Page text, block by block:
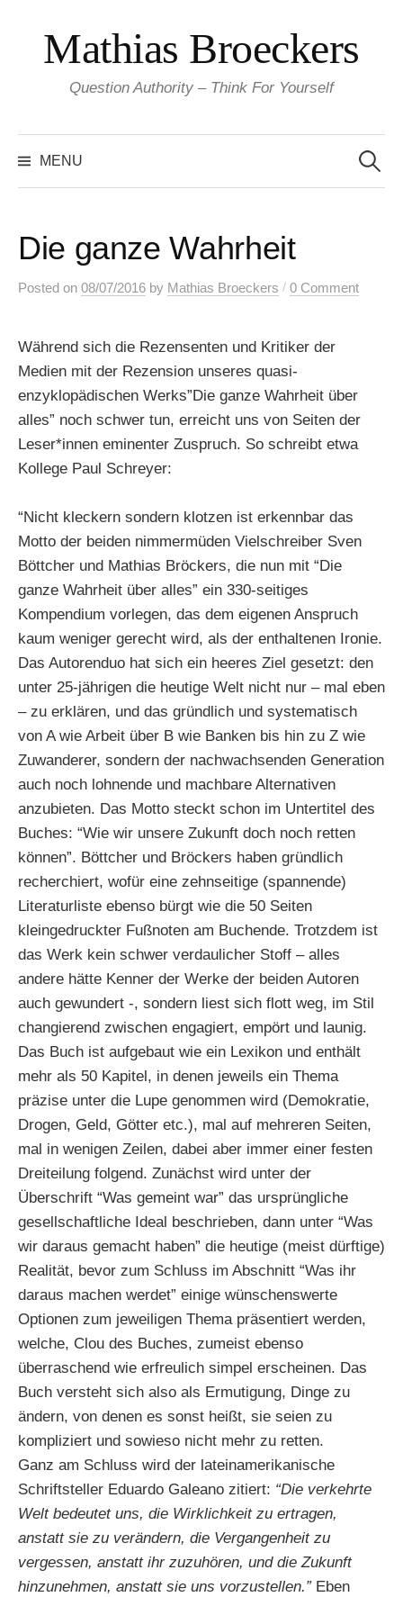
content
Mathias Broeckers
Question Authority – Think For Yourself
MENU
for:
Die ganze Wahrheit
Posted on 08/07/2016 by Mathias Broeckers / 0 Comment
Während sich die Rezensenten und Kritiker der
Medien mit der Rezension unseres quasi-
enzyklopädischen Werks”Die ganze Wahrheit über
alles” noch schwer tun, erreicht uns von Seiten der
Leser*innen eminenter Zuspruch. So schreibt etwa
Kollege Paul Schreyer:
“Nicht kleckern sondern klotzen ist erkennbar das
Motto der beiden nimmermüden Vielschreiber Sven
Böttcher und Mathias Bröckers, die nun mit “Die
ganze Wahrheit über alles” ein 330-seitiges
Kompendium vorlegen, das dem eigenen Anspruch
kaum weniger gerecht wird, als der enthaltenen Ironie.
Das Autorenduo hat sich ein heeres Ziel gesetzt: den
unter 25-jährigen die heutige Welt nicht nur – mal eben
– zu erklären, und das gründlich und systematisch
von A wie Arbeit über B wie Banken bis hin zu Z wie
Zuwanderer, sondern der nachwachsenden Generation
auch noch lohnende und machbare Alternativen
anzubieten. Das Motto steckt schon im Untertitel des
Buches: “Wie wir unsere Zukunft doch noch retten
können”. Böttcher und Bröckers haben gründlich
recherchiert, wofür eine zehnseitige (spannende)
Literaturliste ebenso bürgt wie die 50 Seiten
kleingedruckter Fußnoten am Buchende. Trotzdem ist
das Werk kein schwer verdaulicher Stoff – alles
andere hätte Kenner der Werke der beiden Autoren
auch gewundert -, sondern liest sich flott weg, im Stil
changierend zwischen engagiert, empört und launig.
Das Buch ist aufgebaut wie ein Lexikon und enthält
mehr als 50 Kapitel, in denen jeweils ein Thema
präzise unter die Lupe genommen wird (Demokratie,
Drogen, Geld, Götter etc.), mal auf mehreren Seiten,
mal in wenigen Zeilen, dabei aber immer einer festen
Dreiteilung folgend. Zunächst wird unter der
Überschrift “Was gemeint war” das ursprüngliche
gesellschaftliche Ideal beschrieben, dann unter “Was
wir daraus gemacht haben” die heutige (meist dürftige)
Realität, bevor zum Schluss im Abschnitt “Was ihr
daraus machen werdet” einige wünschenswerte
Optionen zum jeweiligen Thema präsentiert werden,
welche, Clou des Buches, zumeist ebenso
überraschend wie erfreulich simpel erscheinen. Das
Buch versteht sich also als Ermutigung, Dinge zu
ändern, von denen es sonst heißt, sie seien zu
kompliziert und sowieso nicht mehr zu retten.
Ganz am Schluss wird der lateinamerikanische
Schriftsteller Eduardo Galeano zitiert: “Die verkehrte
Welt bedeutet uns, die Wirklichkeit zu ertragen,
anstatt sie zu verändern, die Vergangenheit zu
vergessen, anstatt ihr zuzuhören, und die Zukunft
hinzunehmen, anstatt sie uns vorzustellen.”Eben